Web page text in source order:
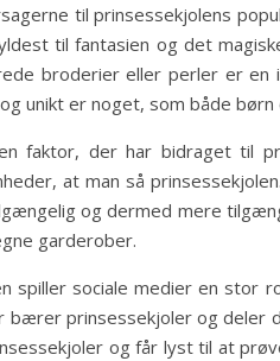
til prinsessekjolens
til fantasien og det
broderier eller perler er
unikt er noget, som både børn
faktor, der har bidraget til
at man så
og dermed mere
garderober.
spiller sociale medier en stor
bærer prinsessekjoler og deler
og får lyst til at